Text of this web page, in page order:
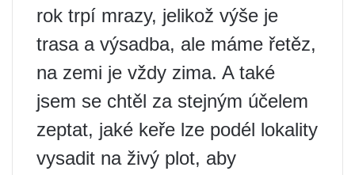
rok trpí mrazy, jelikož výše je
trasa a výsadba, ale máme řetěz,
na zemi je vždy zima. A také
jsem se chtěl za stejným účelem
zeptat, jaké keře lze podél lokality
vysadit na živý plot, aby